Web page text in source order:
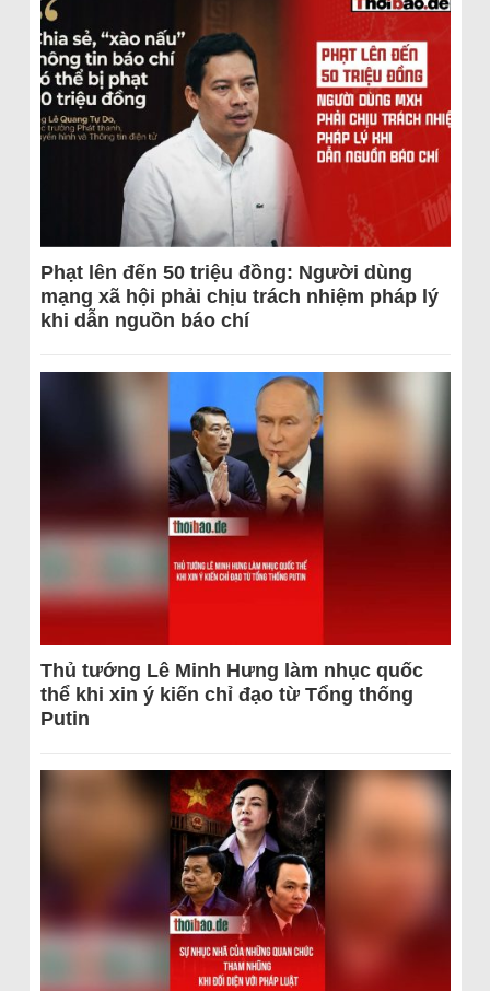
Phạt lên đến 50 triệu đồng: Người dùng
mạng xã hội phải chịu trách nhiệm pháp lý
khi dẫn nguồn báo chí
Thủ tướng Lê Minh Hưng làm nhục quốc
thể khi xin ý kiến chỉ đạo từ Tổng thống
Putin